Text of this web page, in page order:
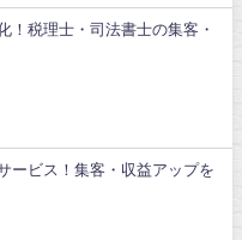
！税理士・司法書士の集客・
ービス！集客・収益アップを